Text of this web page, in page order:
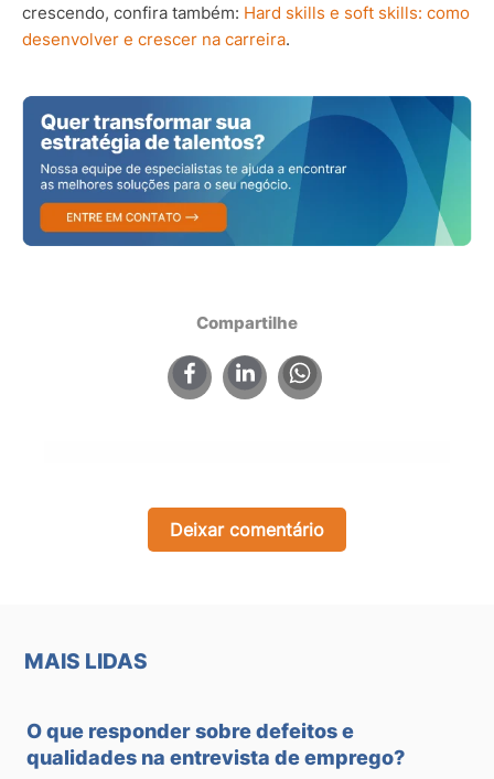
crescendo, confira também: Hard skills e soft skills: como
desenvolver e crescer na carreira.
Compartilhe
Deixar comentário
MAIS LIDAS
O que responder sobre defeitos e
qualidades na entrevista de emprego?